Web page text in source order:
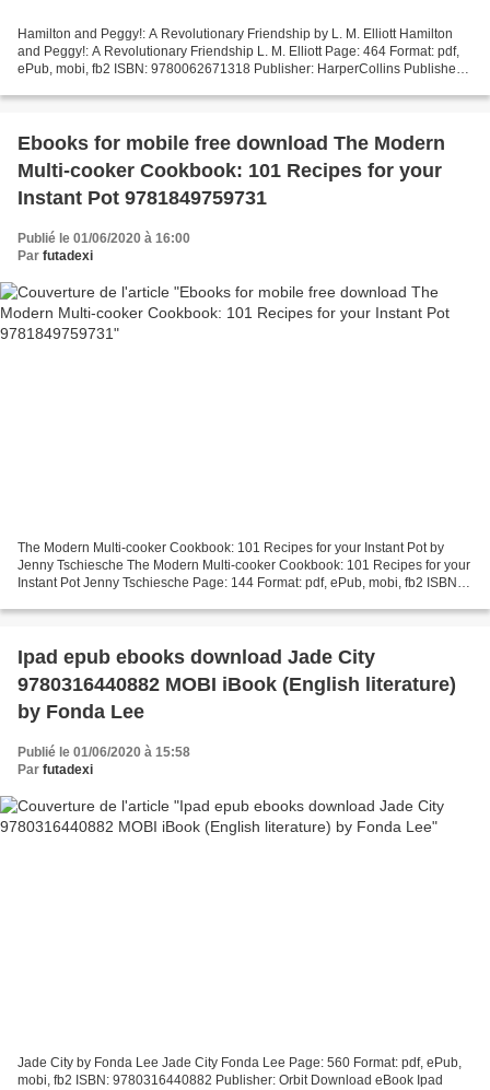
Hamilton and Peggy!: A Revolutionary Friendship by L. M. Elliott Hamilton
and Peggy!: A Revolutionary Friendship L. M. Elliott Page: 464 Format: pdf,
ePub, mobi, fb2 ISBN: 9780062671318 Publisher: HarperCollins Publishers
Ebooks for mobile free download The Modern
Multi-cooker Cookbook: 101 Recipes for your
Instant Pot 9781849759731
Publié le 01/06/2020 à 16:00
Par futadexi
The Modern Multi-cooker Cookbook: 101 Recipes for your Instant Pot by
Jenny Tschiesche The Modern Multi-cooker Cookbook: 101 Recipes for your
Instant Pot Jenny Tschiesche Page: 144 Format: pdf, ePub, mobi, fb2 ISBN:
Ipad epub ebooks download Jade City
9780316440882 MOBI iBook (English literature)
by Fonda Lee
Publié le 01/06/2020 à 15:58
Par futadexi
Jade City by Fonda Lee Jade City Fonda Lee Page: 560 Format: pdf, ePub,
mobi, fb2 ISBN: 9780316440882 Publisher: Orbit Download eBook Ipad